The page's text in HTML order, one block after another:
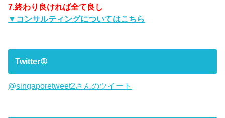
7.終わり良ければ全て良し
▼コンサルティングについてはこちら
Twitter①
@singaporetweet2さんのツイート